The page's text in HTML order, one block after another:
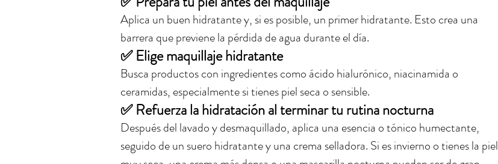
Aplica un buen hidratante y, si es posible, un primer hidratante. Esto crea una
barrera que previene la pérdida de agua durante el día.
✅ Elige maquillaje hidratante
Busca productos con ingredientes como ácido hialurónico, niacinamida o
ceramidas, especialmente si tienes piel seca o sensible.
✅ Refuerza la hidratación al terminar tu rutina nocturna
Después del lavado y desmaquillado, aplica una esencia o tónico humectante,
seguido de un suero hidratante y una crema selladora. Si es invierno o tienes la piel